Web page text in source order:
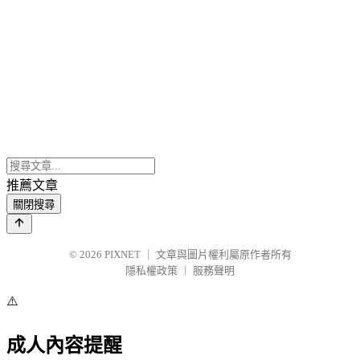
推薦文章
關閉搜尋
© 2026 PIXNET
文章與圖片權利屬原作者所有
隱私權政策
服務聲明
⚠️
成人內容提醒